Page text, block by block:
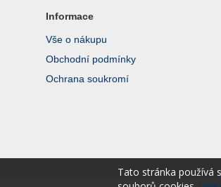
Informace
Vše o nákupu
Obchodní podmínky
Ochrana soukromí
Tato stránka používá